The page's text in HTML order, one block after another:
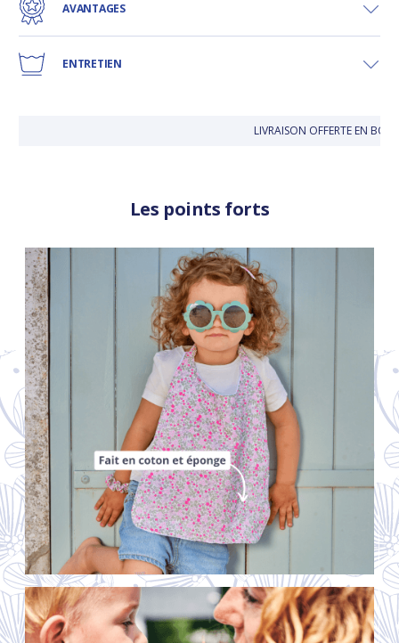
AVANTAGES
ENTRETIEN
LIVRAISON OFFERTE EN
Les points forts